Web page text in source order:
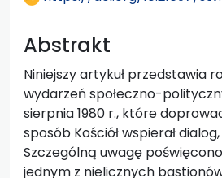
Abstrakt
Niniejszy artykuł przedstawia
wydarzeń społeczno-
sierpnia 1980 r., które
sposób Kościół wspierał
Szczególną uwagę
jednym z nielicznych